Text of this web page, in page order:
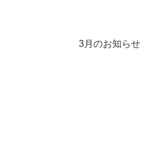
3月のお知らせ